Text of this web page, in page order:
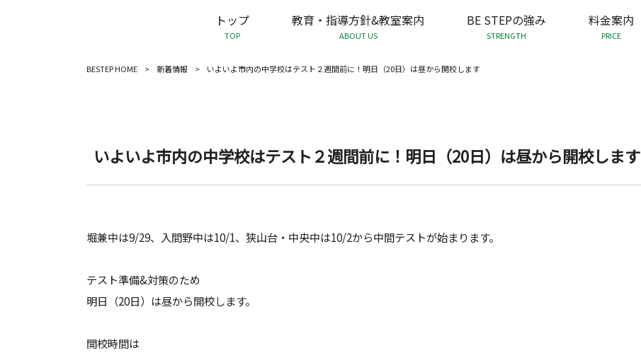
トップ
TOP
教育・指導方針&教室案内
ABOUT US
BE STEPの強み
STRENGTH
料金案内
PRICE
BESTEP HOME > 新着情報 > いよいよ市内の中学校はテスト２週間前に！明日（20日）は昼から開校します
いよいよ市内の中学校はテスト２週間前に！明日（20日）は昼から開校します
堀兼中は9/29、入間野中は10/1、狭山台・中央中は10/2から中間テストが始まります。
テスト準備&対策のため
明日（20日）は昼から開校します。
開校時間は